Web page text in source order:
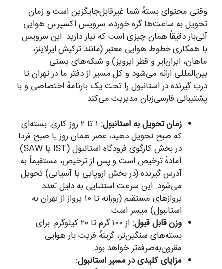
وقتی محتوای بستهٔ شما غیرقابل‌جایگزین است و زمان
تحویل به ساعت‌ها گره خورده، سرویس اکسپرس هوایی
آنی‌بار دقیقاً همان چیزی است که نیاز دارید. این سرویس
با همکاری خطوط هوایی معتبر (مانند ترکیش ایرلاینز،
ماهان، ایران‌ایر و قطر ایرویز) و شبکه‌های پستی
بین‌المللی ارائه می‌شود و کل مسیر از دفتر ما در تهران تا
درب گیرنده در استانبول را تحت یک بارنامهٔ اختصاصی و با
پشتیبانی فارسی‌زبان مدیریت می‌کند.
زمان تحویل به استانبول:
۱ تا ۲ روز کاری. بسته‌ای
که صبح تحویل دهید، عصر همان روز یا صبح فردا
در بخش کارگوی فرودگاه استانبول (IST یا SAW)
آمادهٔ ترخیص است و پس از ترخیص، مستقیماً به
آدرس گیرنده (در بخش اروپایی یا آسیایی) تحویل
می‌شود. این سرعت استثنایی به دلیل تعدد
پروازهای مستقیم (روزانه تا ۱۰ پرواز از تهران به
استانبول) میسر است.
وزن قابل قبول:
از ۱۰۰ گرم تا ۲۰ کیلوگرم. برای
بسته‌های سنگین‌تر، گزینهٔ فریت بار هوایی
مقرون‌به‌صرفه‌تر خواهد بود.
مزایای کلیدی در مسیر استانبول: